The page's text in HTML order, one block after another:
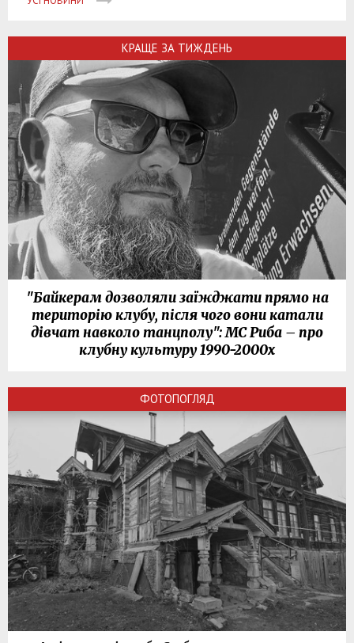
КРАЩЕ ЗА ТИЖДЕНЬ
"Байкерам дозволяли заїжджати прямо на
територію клубу, після чого вони катали
дівчат навколо танцполу": МС Риба – про
клубну культуру 1990-2000х
ФОТОПОГЛЯД